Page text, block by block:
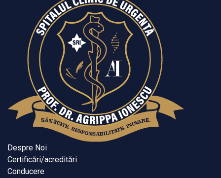
Despre Noi
Certificări/acreditări
Conducere